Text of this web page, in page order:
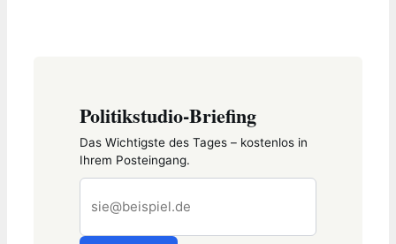
Politikstudio-Briefing
Das Wichtigste des Tages – kostenlos in
Ihrem Posteingang.
Mail-
Adresse